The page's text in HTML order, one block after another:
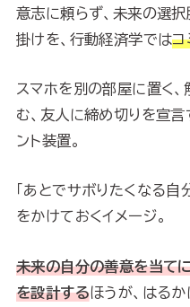
意志に頼らず、未来の選
掛けを、行動経済学ではコ
スマホを別の部屋に置く
む、友人に締め切りを宣言
ント装置。
「あとでサボりたくなる自
をかけておくイメージ。
未来の自分の善意を当て
を設計するほうが、はるか